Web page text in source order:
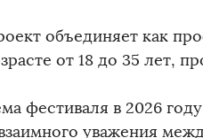
объединяет как
от 18 до 35 лет,
фестиваля в 2026
уважения